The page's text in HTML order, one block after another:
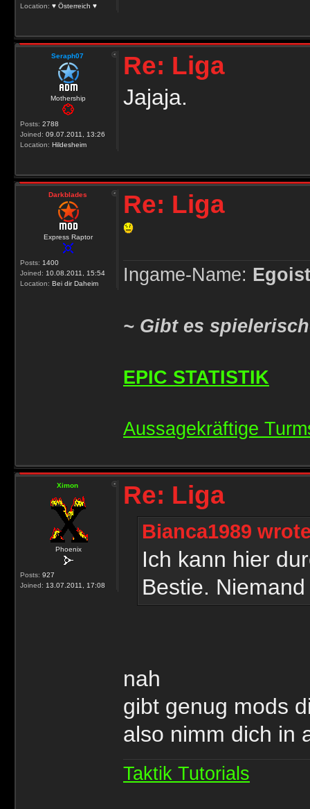
Location: ♥ Österreich ♥
Seraph07
Mothership
Posts: 2788
Joined: 09.07.2011, 13:26
Location: Hildesheim
Re: Liga
Jajaja.
Darkblades
Express Raptor
Posts: 1400
Joined: 10.08.2011, 15:54
Location: Bei dir Daheim
Re: Liga
Ingame-Name:
~ Gibt es
EPIC STATISTIK
Aussagekräftige
Ximon
Phoenix
Posts: 927
Joined: 13.07.2011, 17:08
Re: Liga
Bianca1989
Ich kann hier
Bestie.
nah
gibt genug mods
also nimm dich in
Taktik Tutorials